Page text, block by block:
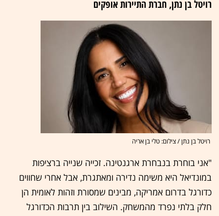
רויטל בן נתן, חברת התיירות אופקים
רויטל בן נתן / צילום: טלי בן אריה
"אני בוחרת בנבחרת ארגנטינה. זכייה שנייה ברציפות
במונדיאל היא משימה נדירה ומאתגרת, אבל אחרי שחווים
כדורגל בדרום אמריקה, מבינים שמסורת וזהות לאומית הן
חלק בלתי נפרד מהמשחק. השילוב בין תרבות הכדורגל